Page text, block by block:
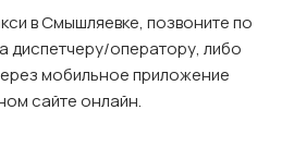
в Смышляевке, позвоните по
диспетчеру/оператору, либо
мобильное приложение
сайте онлайн.